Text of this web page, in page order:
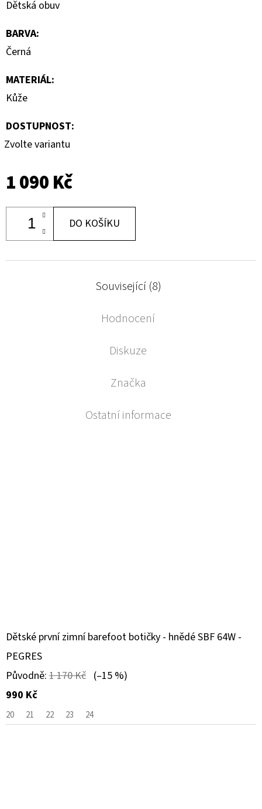
Dětská obuv
BARVA:
Černá
MATERIÁL:
Kůže
DOSTUPNOST:
Zvolte variantu
1 090 Kč
DO KOŠÍKU
Související (8)
Hodnocení
Diskuze
Značka
Ostatní informace
Dětské první zimní barefoot botičky - hnědé SBF 64W -
PEGRES
Původně: 1 170 Kč (–15 %)
990 Kč
20 21 22 23 24